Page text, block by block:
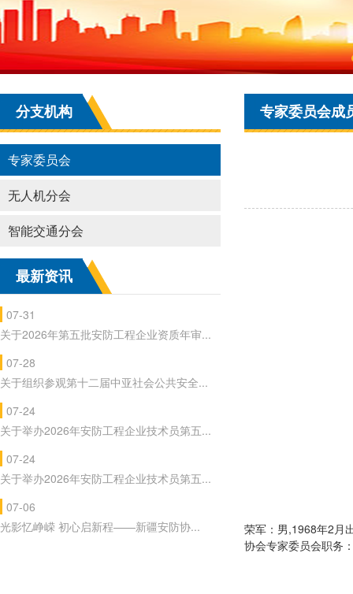
分支机构
专家委员会
无人机分会
智能交通分会
最新资讯
07-31
关于2026年第五批安防工程企业资质年审...
07-28
关于组织参观第十二届中亚社会公共安全...
07-24
关于举办2026年安防工程企业技术员第五...
07-24
关于举办2026年安防工程企业技术员第五...
07-06
光影忆峥嵘 初心启新程——新疆安防协...
专家委员会成
荣军：男,1968年2月
协会专家委员会职务